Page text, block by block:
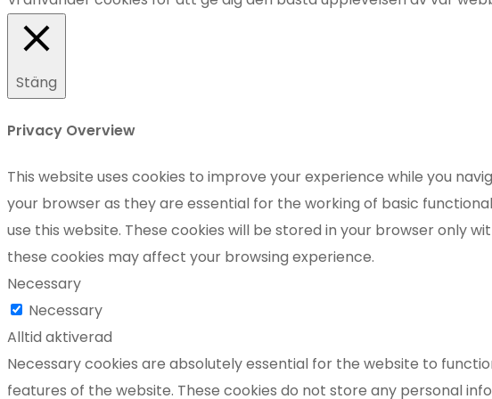
Stäng
Privacy Overview
This website uses cookies to improve your experience while you
your browser as they are essential for the working of basic
use this website. These cookies will be stored in your browser only
these cookies may affect your browsing experience.
Necessary
Necessary
Alltid aktiverad
Necessary cookies are absolutely essential for the website to
features of the website. These cookies do not store any personal